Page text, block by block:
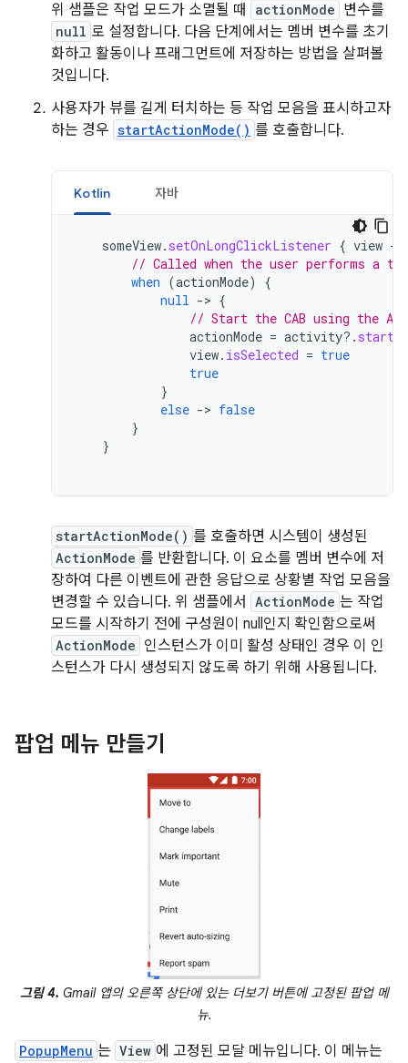
위 샘플은 작업 모드가 소멸될 때
actionMode 변수를
null 로 설정합니다. 다음 단계에서는 멤버 변수를 초기
화하고 활동이나 프래그먼트에 저장하는 방법을 살펴볼
것입니다.
사용자가 뷰를 길게 터치하는 등 작업 모음을 표시하고자
하는 경우 startActionMode() 를 호출합니다.
Kotlin 자바
someView. setOnLongClickListener { view -
// Called when the user performs a
when (actionMode)
{
null -> {
// Start the CAB using the
actionMode = activity?.
view. isSelected = true
true
}
else -> false
}
}
startActionMode() 를 호출하면 시스템이 생성된
ActionMode 를 반환합니다. 이 요소를 멤버 변수에 저
장하여 다른 이벤트에 관한 응답으로 상황별 작업 모음을
변경할 수 있습니다. 위 샘플에서
ActionMode 는 작업
모드를 시작하기 전에 구성원이 null인지 확인함으로써
ActionMode 인스턴스가 이미 활성 상태인 경우 이 인
스턴스가 다시 생성되지 않도록 하기 위해 사용됩니다.
팝업 메뉴 만들기
그림 4. Gmail 앱의 오른쪽 상단에 있는 더보기 버튼에 고정된 팝업 메
뉴.
PopupMenu 는 View 에 고정된 모달 메뉴입니다. 이 메뉴는